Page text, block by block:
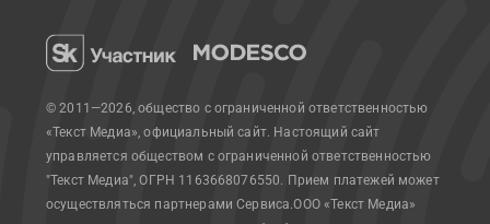
© 2011—2026, общество с ограниченной ответственностью
«Текст Медиа», официальный сайт. Настоящий сайт
управляется обществом с ограниченной ответственностью
"Текст Медиа", ОГРН 1163668076550. Прием платежей может
осуществляться партнерами Сервиса.ООО «Текст Медиа»